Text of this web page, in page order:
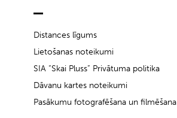
Distances līgums
Lietošanas noteikumi
SIA “Skai Pluss” Privātuma politika
Dāvanu kartes noteikumi
Pasākumu fotografēšana un filmēšana